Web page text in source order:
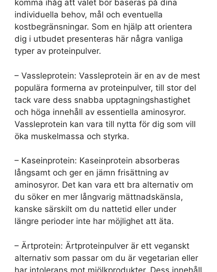
komma ihåg att valet bör baseras på dina
individuella behov, mål och eventuella
kostbegränsningar. Som en hjälp att orientera
dig i utbudet presenteras här några vanliga
typer av proteinpulver.
– Vassleprotein: Vassleprotein är en av de mest
populära formerna av proteinpulver, till stor del
tack vare dess snabba upptagningshastighet
och höga innehåll av essentiella aminosyror.
Vassleprotein kan vara till nytta för dig som vill
öka muskelmassa och styrka.
– Kaseinprotein: Kaseinprotein absorberas
långsamt och ger en jämn frisättning av
aminosyror. Det kan vara ett bra alternativ om
du söker en mer långvarig mättnadskänsla,
kanske särskilt om du nattetid eller under
längre perioder inte har möjlighet att äta.
– Ärtprotein: Ärtproteinpulver är ett veganskt
alternativ som passar om du är vegetarian eller
har intolerans mot mjölkprodukter. Dess innehåll